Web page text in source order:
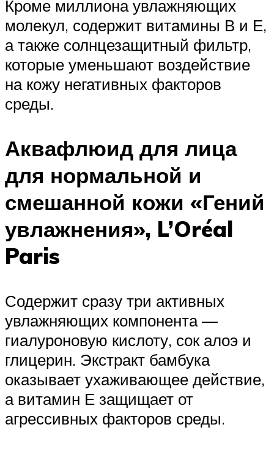
Кроме миллиона увлажняющих
молекул, содержит витамины В и Е,
а также солнцезащитный фильтр,
которые уменьшают воздействие
на кожу негативных факторов
среды.
Аквафлюид для лица
для нормальной и
смешанной кожи «Гений
увлажнения», L’Oréal
Paris
Содержит сразу три активных
увлажняющих компонента —
гиалуроновую кислоту, сок алоэ и
глицерин. Экстракт бамбука
оказывает ухаживающее действие,
а витамин Е защищает от
агрессивных факторов среды.